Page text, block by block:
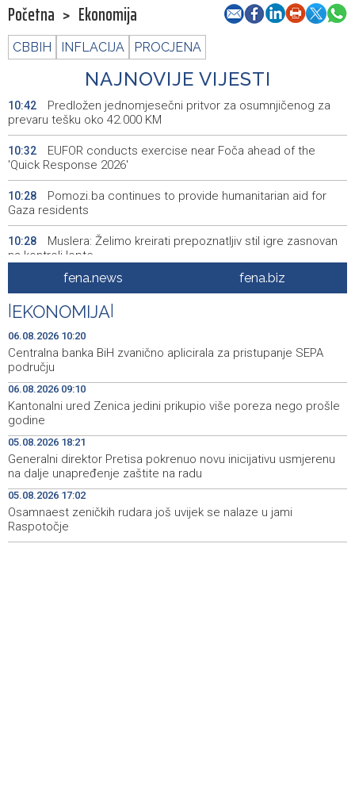
Početna > Ekonomija
CBBIH INFLACIJA PROCJENA
NAJNOVIJE VIJESTI
10:42
Predložen jednomjesečni pritvor za osumnjičenog za
prevaru tešku oko 42.000 KM
10:32
EUFOR conducts exercise near Foča ahead of the
'Quick Response 2026'
10:28
Pomozi.ba continues to provide humanitarian aid for
Gaza residents
10:28
Muslera: Želimo kreirati prepoznatljiv stil igre zasnovan
na kontroli lopte
Centralna banka BiH zvanično aplicirala za pristupanje
SEPA području
10:19
Potpisano 97 ugovora o dodjeli poticaja za
samozapošljavanja boraca programa Prvi biznis u ZDK-u
10:05
U Prištini se održava konstituirajuća sjednica Skupštine
Kosova
10:05
Canton, firefighters remain deployed near Konjic
10:01
Dva izraelska vojnika i jedan Libanac ubijeni u sukobima
u južnom Libanu
09:48 Priopćenje za javnost HSP-a BiH
fena.news fena.biz
EKONOMIJA
06.08.2026 10:20
Centralna banka BiH zvanično aplicirala za pristupanje SEPA
području
06.08.2026 09:10
Kantonalni ured Zenica jedini prikupio više poreza nego prošle
godine
05.08.2026 18:21
Generalni direktor Pretisa pokrenuo novu inicijativu usmjerenu
na dalje unapređenje zaštite na radu
05.08.2026 17:02
Osamnaest zeničkih rudara još uvijek se nalaze u jami
Raspotočje